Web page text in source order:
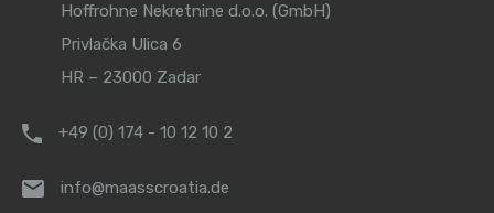
Hoffrohne Nekretnine d.o.o. (GmbH)
Privlačka Ulica 6
HR – 23000 Zadar
+49 (0) 174 - 10 12 10 2
info@maasscroatia.de